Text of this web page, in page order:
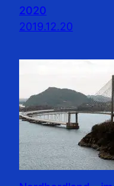
2020
2019.12.20